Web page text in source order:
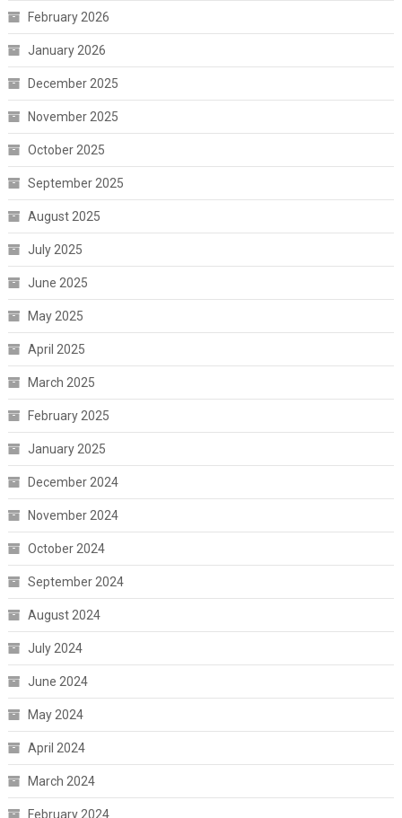
February 2026
January 2026
December 2025
November 2025
October 2025
September 2025
August 2025
July 2025
June 2025
May 2025
April 2025
March 2025
February 2025
January 2025
December 2024
November 2024
October 2024
September 2024
August 2024
July 2024
June 2024
May 2024
April 2024
March 2024
February 2024